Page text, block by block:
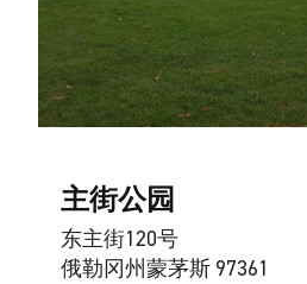
主街公园
东主街120号
俄勒冈州蒙茅斯 97361